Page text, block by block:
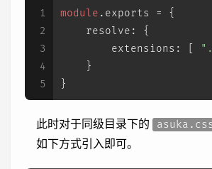
1
2
3
4
5
module . exports
= {
resolve : {
extensions : [
    }
}
此时对于同级目录下的 asuka.css
如下方式引入即可。